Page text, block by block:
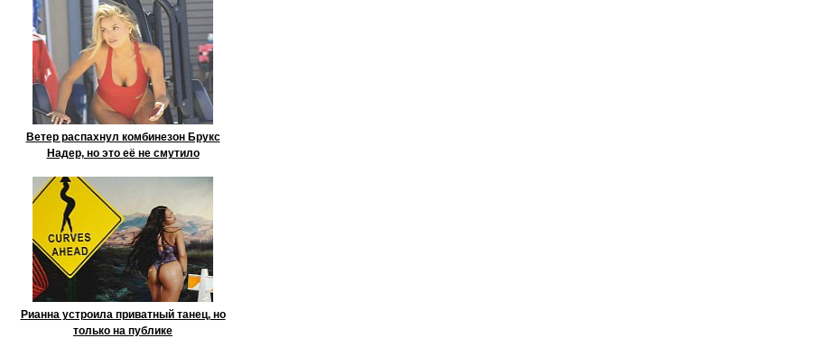
Ветер распахнул комбинезон Брукс
Надер, но это её не смутило
Рианна устроила приватный танец, но
только на публике